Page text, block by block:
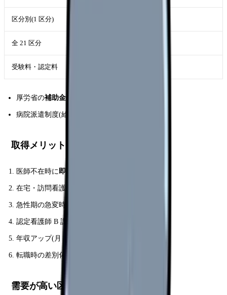
区分別(1 区分)
全 21 区分
受験料・認定料
厚労省の補助金
病院派遣制度(給与+学費補助)
取得メリット 6 選
医師不在時に即対応
在宅・訪問看護で
急性期の急変時対応
認定看護師 B 課程に
年収アップ(月
転職時の差別化要素
需要が高い区分